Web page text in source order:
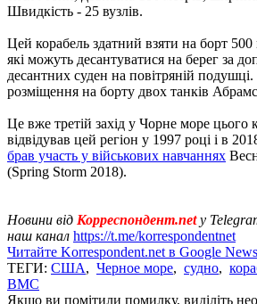
Швидкість - 25 вузлів.
Цей корабель здатний взяти на борт 500
які можуть десантуватися на берег за
десантних суден на повітряній
розміщення на борту двох танків
Це вже третій захід у Чорне море цього
відвідував цей регіон у 1997 році і в
брав участь у військових навчаннях
(Spring Storm 2018).
Новини від Корреспондент.net у
наш канал https://t.me/korrespondentnet
Читайте Korrespondent.net в Google News
ТЕГИ: США, Черное море, судно,
ВМС
Якщо ви помітили помилку, виділіть